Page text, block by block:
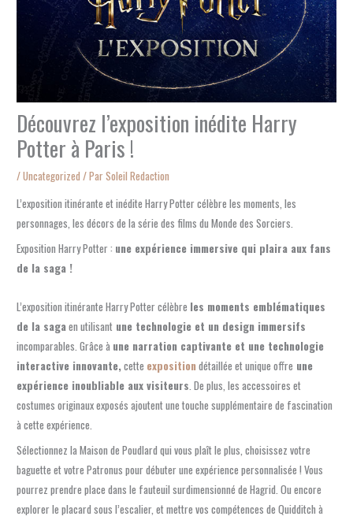
Découvrez l’exposition inédite Harry
Potter à Paris !
/Uncategorized / ParSoleil Redaction
L’exposition itinérante et inédite Harry Potter célèbre les moments, les
personnages, les décors de la série des films du Monde des Sorciers.
Exposition Harry Potter : une expérience immersive qui plaira aux fans
de la saga !
L’exposition itinérante Harry Potter célèbre les moments emblématiques
de la sagaen utilisant une technologie et un design immersifs
incomparables. Grâce à une narration captivante et une technologie
interactive innovante,cette expositiondétaillée et unique offre une
expérience inoubliable aux visiteurs. De plus, les accessoires et
costumes originaux exposés ajoutent une touche supplémentaire de fascination
à cette expérience.
Sélectionnez la Maison de Poudlard qui vous plaît le plus, choisissez votre
baguette et votre Patronus pour débuter une expérience personnalisée ! Vous
pourrez prendre place dans le fauteuil surdimensionné de Hagrid. Ou encore
explorer le placard sous l’escalier, et mettre vos compétences de Quidditch à